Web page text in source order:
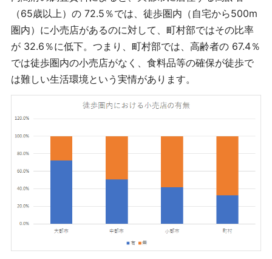
（65歳以上）の 72.5％では、徒歩圏内（自宅から500m
圏内）に小売店があるのに対して、町村部ではその比率
が 32.6％に低下。つまり、町村部では、高齢者の 67.4％
では徒歩圏内の小売店がなく、食料品等の確保が徒歩で
は難しい生活環境という実情があります。